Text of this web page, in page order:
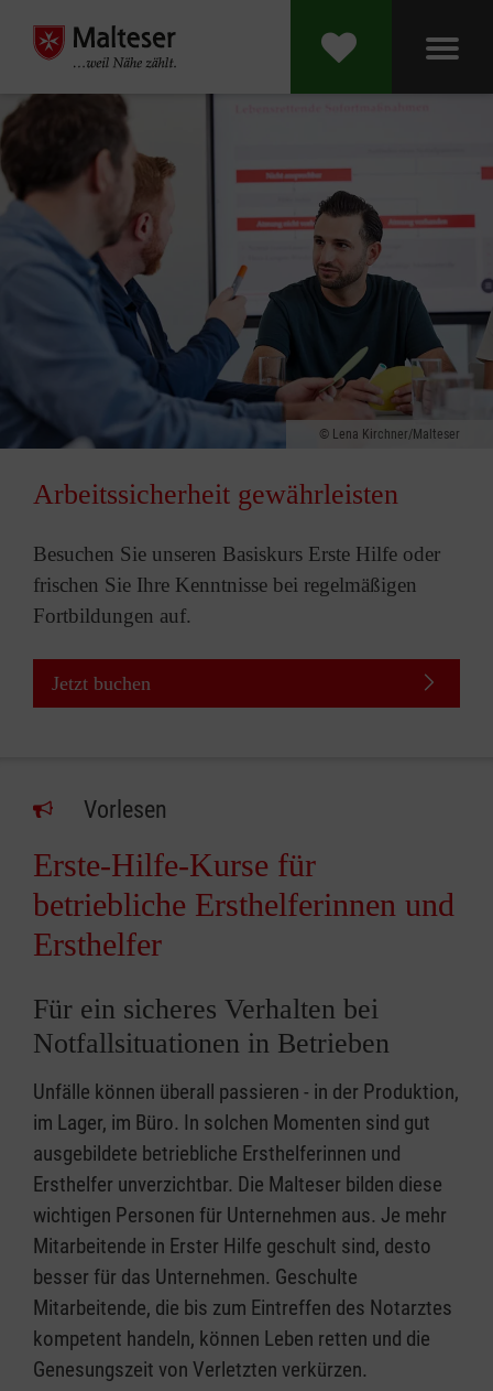
Lena Kirchner/Malteser
Arbeitssicherheit gewährleisten
Besuchen Sie unseren Basiskurs Erste Hilfe oder
frischen Sie Ihre Kenntnisse bei regelmäßigen
Fortbildungen auf.
Jetzt buchen
Vorlesen
Erste-Hilfe-Kurse für
betriebliche Ersthelferinnen und
Ersthelfer
Für ein sicheres Verhalten bei
Notfallsituationen in Betrieben
Unfälle können überall passieren - in der Produktion,
im Lager, im Büro. In solchen Momenten sind gut
ausgebildete betriebliche Ersthelferinnen und
Ersthelfer unverzichtbar. Die Malteser bilden diese
wichtigen Personen für Unternehmen aus. Je mehr
Mitarbeitende in Erster Hilfe geschult sind, desto
besser für das Unternehmen. Geschulte
Mitarbeitende, die bis zum Eintreffen des Notarztes
kompetent handeln, können Leben retten und die
Genesungszeit von Verletzten verkürzen.